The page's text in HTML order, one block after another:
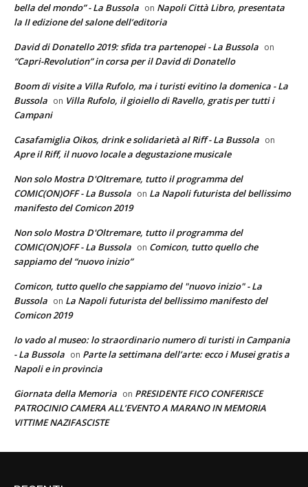
bella del mondo” - La Bussola on Napoli Città Libro, presentata
la II edizione del salone dell’editoria
David di Donatello 2019: sfida tra partenopei - La Bussola on
“Capri-Revolution” in corsa per il David di Donatello
Boom di visite a Villa Rufolo, ma i turisti evitino la domenica - La
Bussola on Villa Rufolo, il gioiello di Ravello, gratis per tutti i
Campani
Casafamiglia Oikos, drink e solidarietà al Riff - La Bussola on
Apre il Riff, il nuovo locale a degustazione musicale
Non solo Mostra D'Oltremare, tutto il programma del
COMIC(ON)OFF - La Bussola on La Napoli futurista del bellissimo
manifesto del Comicon 2019
Non solo Mostra D'Oltremare, tutto il programma del
COMIC(ON)OFF - La Bussola on Comicon, tutto quello che
sappiamo del “nuovo inizio”
Comicon, tutto quello che sappiamo del "nuovo inizio" - La
Bussola on La Napoli futurista del bellissimo manifesto del
Comicon 2019
Io vado al museo: lo straordinario numero di turisti in Campania
- La Bussola on Parte la settimana dell’arte: ecco i Musei gratis a
Napoli e in provincia
Giornata della Memoria on PRESIDENTE FICO CONFERISCE
PATROCINIO CAMERA ALL’EVENTO A MARANO IN MEMORIA
VITTIME NAZIFASCISTE